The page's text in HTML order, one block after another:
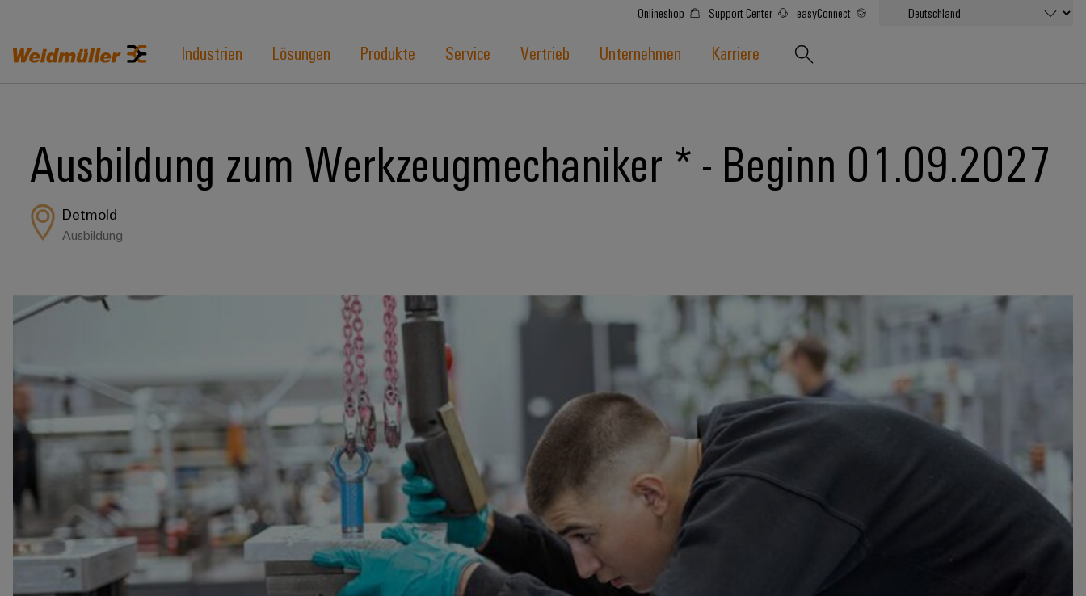
Onlineshop Support Center easyConnect
Industrien Lösungen Produkte Service Vertrieb Unternehmen Karriere
Ausbildung zum Werkzeugmechaniker * - Beginn 01.09.2027
Detmold
Ausbildung